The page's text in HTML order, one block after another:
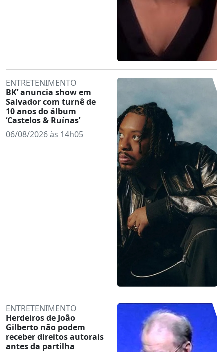
ENTRETENIMENTO
BK’ anuncia show em
Salvador com turnê de
10 anos do álbum
‘Castelos & Ruínas’
06/08/2026 às 14h05
ENTRETENIMENTO
Herdeiros de João
Gilberto não podem
receber direitos autorais
antes da partilha